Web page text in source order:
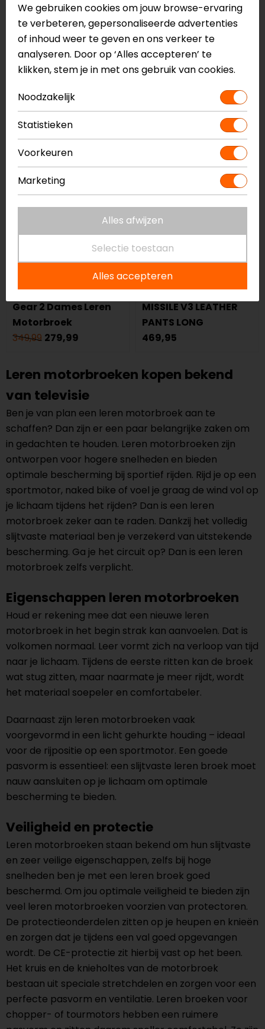
Pony 3 Leren Dames
Motorbroek
449,00
REV'IT!
Gear 2 Dames Leren
Motorbroek
349,99 279,99
Alpinestars
MISSILE V3 LEATHER
PANTS LONG
469,95
Leren motorbroeken kopen bekend
van televisie
Ben je van plan een leren motorbroek aan te
schaffen? Dan zijn er een paar belangrijke zaken om
in gedachten te houden. Leren motorbroeken zijn
ontworpen voor hogere snelheden en bieden
optimale bescherming bij sportief rijden. Rijd je op een
sportmotor, naked bike of voel je graag de wind vol op
je lichaam tijdens het rijden? Dan is een leren
motorbroek zeker aan te raden. Dankzij het volledig
slijtvaste materiaal ben je verzekerd van uitstekende
bescherming. Ga je het circuit op? Dan is een leren
motorbroek zelfs verplicht.
Eigenschappen leren motorbroeken
Houd er rekening mee dat een nieuwe leren
motorbroek in het begin strak kan aanvoelen. Dat is
volkomen normaal. Leer vormt zich na verloop van tijd
naar je lichaam. Tijdens de eerste ritten kan de broek
wat stug zitten, maar naarmate je meer rijdt, wordt
het materiaal soepeler en comfortabeler.
Daarnaast zijn leren motorbroeken vaak
voorgevormd in een licht gehurkte houding – ideaal
voor de rijpositie op een sportmotor. Een goede
pasvorm is essentieel: een slijtvaste leren broek moet
nauw aansluiten op je lichaam om optimale
bescherming te bieden.
Veiligheid en protectie
Leren motorbroeken staan bekend om hun slijtvaste
en zeer veilige eigenschappen, zelfs bij hoge
snelheden ben je met een leren broek goed
beschermd. Om jou optimale veiligheid te bieden zijn
veel leren motorbroeken voorzien van protectoren.
De protectieonderdelen zitten op je heupen en knieën
en zorgen dat je tijdens een val goed opgevangen
wordt. De CE-protectie zit hierbij vast op het been.
Het kruis en de knieholtes van de motorbroek
bestaan uit speciale stretchdelen en zorgen voor een
perfecte pasvorm en ventilatie. Leren broeken voor
chopper- of tourmotors hebben een ruimere
We gebruiken cookies om jouw browse-ervaring
te verbeteren, gepersonaliseerde advertenties
of inhoud weer te geven en ons verkeer te
analyseren. Door op ‘Alles accepteren’ te
klikken, stem je in met ons gebruik van cookies.
Noodzakelijk
Statistieken
Voorkeuren
Marketing
Alles afwijzen
Selectie toestaan
Alles accepteren